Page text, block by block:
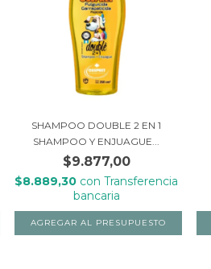
SHAMPOO DOUBLE 2 EN 1
SHAMPOO Y ENJUAGUE...
$9.877,00
$8.889,30 con Transferencia
bancaria